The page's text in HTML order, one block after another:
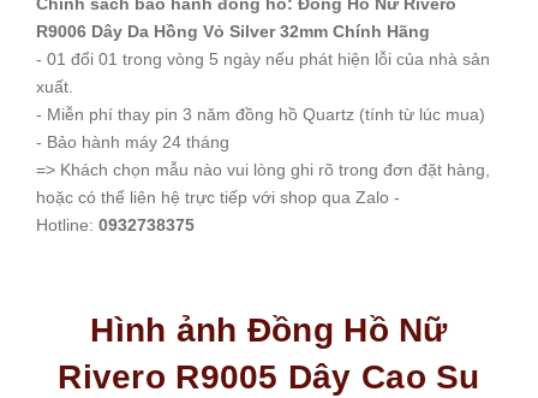
R9006 Dây Da Hồng Vỏ Silver 32mm Chính Hãng
- 01 đổi 01 trong vòng 5 ngày nếu phát hiện lỗi của nhà sản
xuất.
- Miễn phí thay pin 3 năm đồng hồ Quartz (tính từ lúc mua)
- Bảo hành máy 24 tháng
=> Khách chọn mẫu nào vui lòng ghi rõ trong đơn đặt hàng,
hoặc có thể liên hệ trực tiếp với shop qua Zalo -
Hotline: 0932738375
Hình ảnh Đồng Hồ Nữ
Rivero R9005 Dây Cao Su